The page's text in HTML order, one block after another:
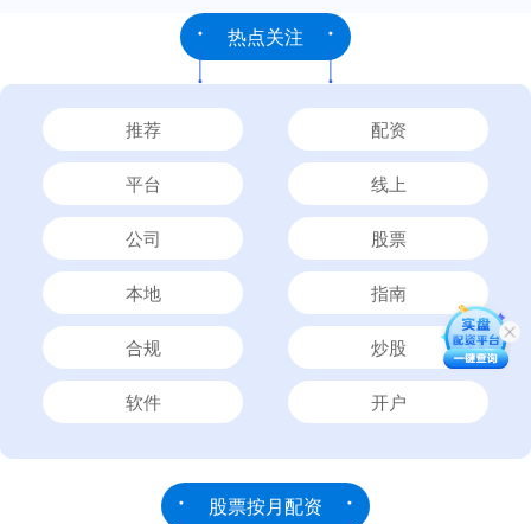
热点关注
推荐 配资
平台 线上
公司 股票
本地 指南
合规 炒股
软件 开户
股票按月配资